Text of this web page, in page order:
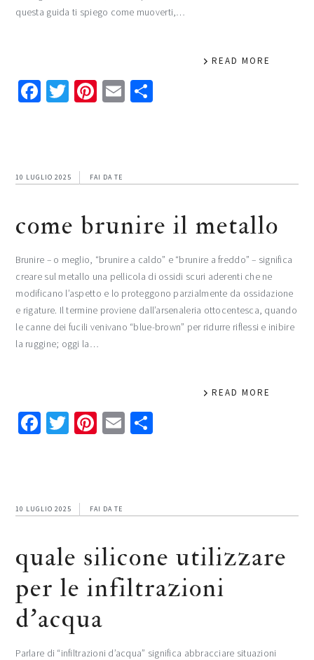
questa guida ti spiego come muoverti,…
READ MORE
Facebook
Twitter
Pinterest
Email
10 LUGLIO 2025 FAI DA TE
come brunire il metallo
Brunire – o meglio, “brunire a caldo” e “brunire a freddo” – significa
creare sul metallo una pellicola di ossidi scuri aderenti che ne
modificano l’aspetto e lo proteggono parzialmente da ossidazione
e rigature. Il termine proviene dall’arsenaleria ottocentesca, quando
le canne dei fucili venivano “blue-brown” per ridurre riflessi e inibire
la ruggine; oggi la…
READ MORE
Facebook
Twitter
Pinterest
Email
10 LUGLIO 2025 FAI DA TE
quale silicone utilizzare
per le infiltrazioni
d’acqua
Parlare di “infiltrazioni d’acqua” significa abbracciare situazioni